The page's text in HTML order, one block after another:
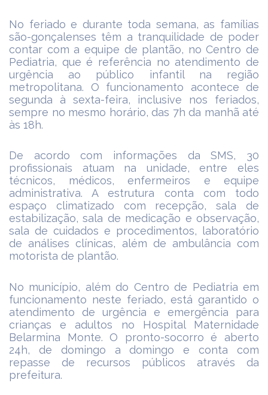
No feriado e durante toda semana, as famílias
são-gonçalenses têm a tranquilidade de poder
contar com a equipe de plantão, no Centro de
Pediatria, que é referência no atendimento de
urgência ao público infantil na região
metropolitana. O funcionamento acontece de
segunda à sexta-feira, inclusive nos feriados,
sempre no mesmo horário, das 7h da manhã até
às 18h.
De acordo com informações da SMS, 30
profissionais atuam na unidade, entre eles
técnicos, médicos, enfermeiros e equipe
administrativa. A estrutura conta com todo
espaço climatizado com recepção, sala de
estabilização, sala de medicação e observação,
sala de cuidados e procedimentos, laboratório
de análises clínicas, além de ambulância com
motorista de plantão.
No município, além do Centro de Pediatria em
funcionamento neste feriado, está garantido o
atendimento de urgência e emergência para
crianças e adultos no Hospital Maternidade
Belarmina Monte. O pronto-socorro é aberto
24h, de domingo a domingo e conta com
repasse de recursos públicos através da
prefeitura.